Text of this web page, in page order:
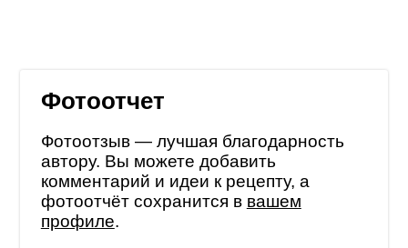
Фотоотчет
Фотоотзыв — лучшая благодарность
автору. Вы можете добавить
комментарий и идеи к рецепту, а
фотоотчёт сохранится в вашем
профиле.